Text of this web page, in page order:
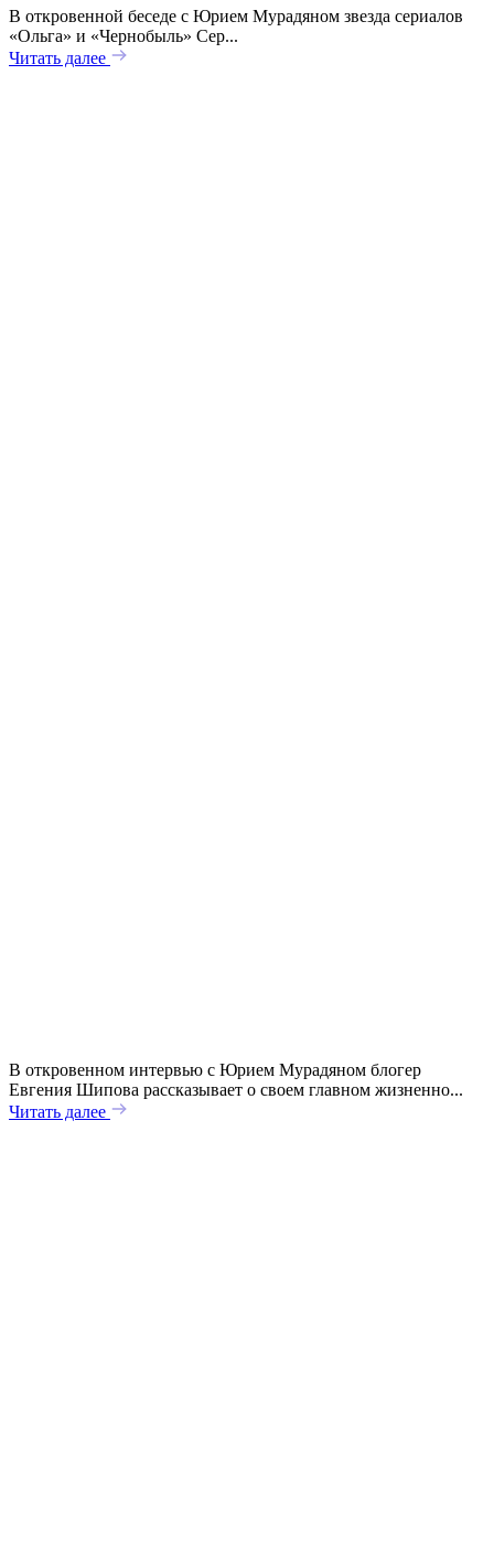
В откровенной беседе с Юрием Мурадяном звезда сериалов
«Ольга» и «Чернобыль» Сер...
Читать далее
В откровенном интервью с Юрием Мурадяном блогер
Евгения Шипова рассказывает о своем главном жизненно...
Читать далее